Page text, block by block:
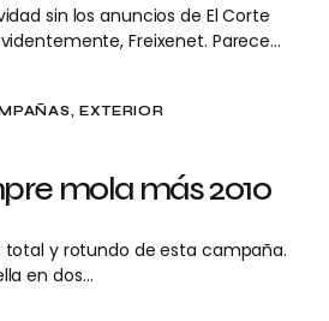
sin los anuncios de El Corte
Freixenet. Parece…
EXTERIOR
mola más 2010
total y rotundo de esta campaña.
en dos…